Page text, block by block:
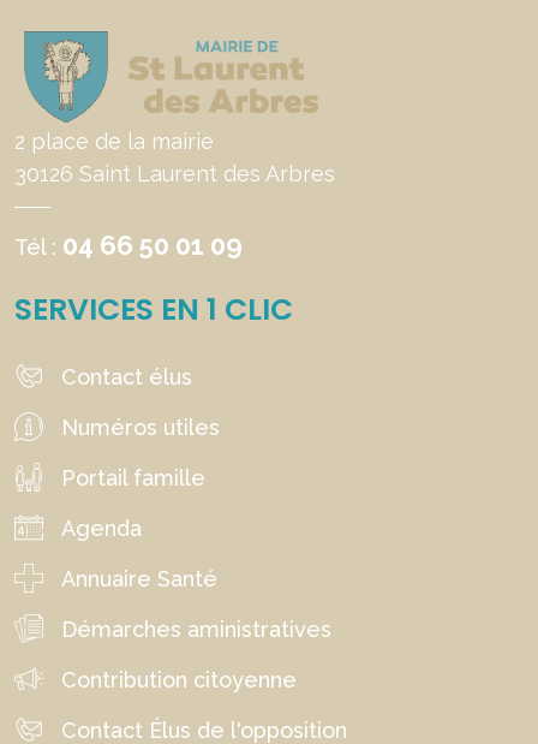
2 place de la mairie
30126 Saint Laurent des Arbres
Tél : 04 66 50 01 09
SERVICES EN 1 CLIC
Contact élus
Numéros utiles
Portail famille
Agenda
Annuaire Santé
Démarches aministratives
Contribution citoyenne
Contact Élus de l'opposition